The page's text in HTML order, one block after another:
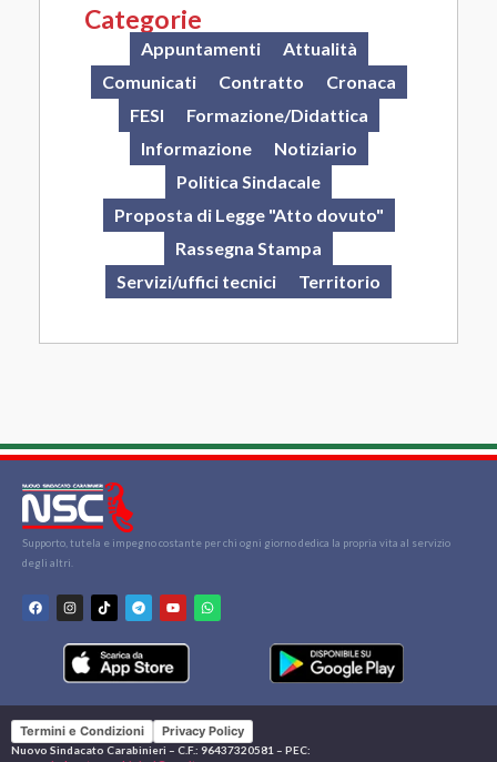
Categorie
Appuntamenti
Attualità
Comunicati
Contratto
Cronaca
FESI
Formazione/Didattica
Informazione
Notiziario
Politica Sindacale
Proposta di Legge "Atto dovuto"
Rassegna Stampa
Servizi/uffici tecnici
Territorio
Supporto, tutela e impegno costante per chi ogni giorno dedica la propria vita al servizio
degli altri.
Termini e Condizioni Privacy Policy
Nuovo Sindacato Carabinieri – C.F.: 96437320581 – PEC: